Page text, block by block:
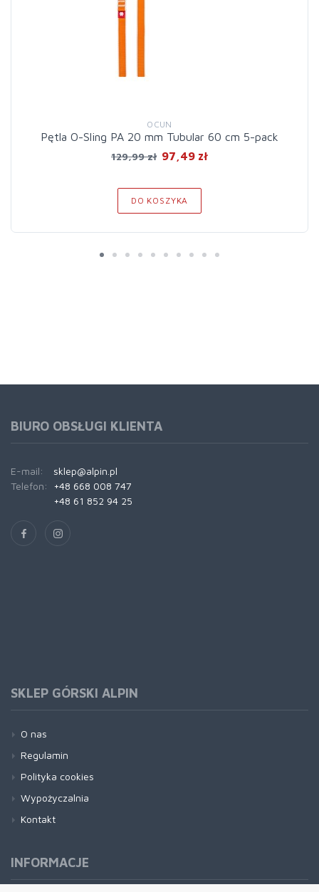
OCUN
Pętla O-Sling PA 20 mm Tubular 60 cm 5-pack
129,99 zł 97,49 zł
DO KOSZYKA
BIURO OBSŁUGI KLIENTA
E-mail:
sklep@alpin.pl
Telefon:
+48 668 008 747
+48 61 852 94 25
SKLEP GÓRSKI ALPIN
O nas
Regulamin
Polityka cookies
Wypożyczalnia
Kontakt
INFORMACJE